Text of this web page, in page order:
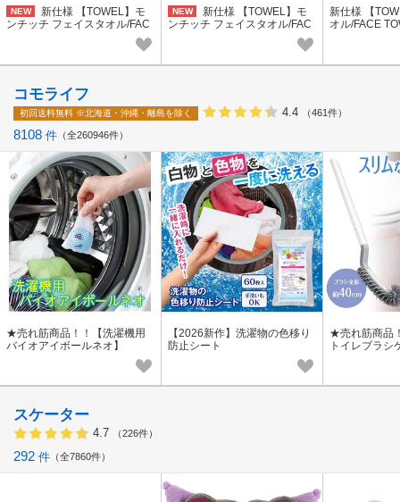
NEW
新仕様 【TOWEL】モ
ンチッチ フェイスタオル/FAC
NEW
新仕様 【TOWEL】モ
ンチッチ フェイスタオル/FAC
新仕様 【
オル/FACE
コモライフ
初回送料無料 ※北海道・沖縄・離島を除く 4.4 （461件）
8108 件 全260946件
★売れ筋商品！！【洗濯機用
バイオアイボールネオ】
【2026新作】洗濯物の色移り
防止シート
★売れ筋商品
トイレブラシ
スケーター
4.7 （226件）
292 件 全7860件